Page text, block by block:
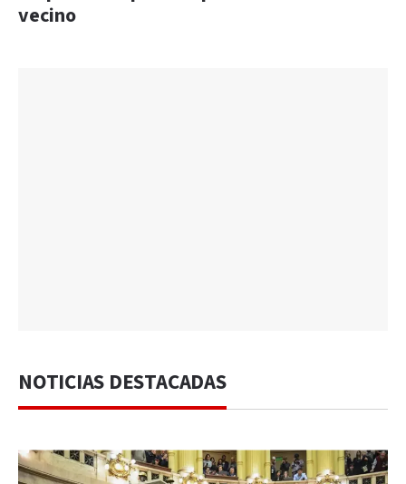
vecino
NOTICIAS DESTACADAS